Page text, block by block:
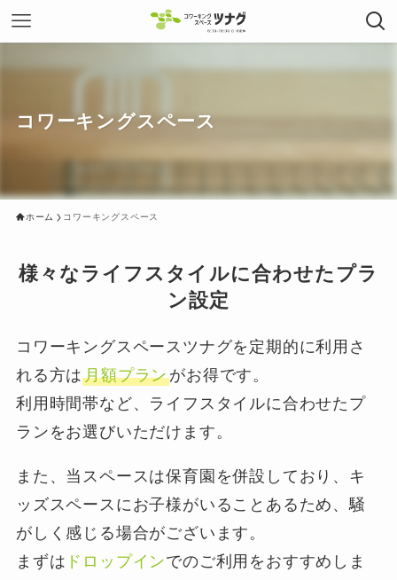
コワーキングスペース
ホーム コワーキングスペース
様々なライフスタイルに合わせたプラ
ン設定
コワーキングスペースツナグを定期的に利用さ
れる方は月額プランがお得です。
利用時間帯など、ライフスタイルに合わせたプ
ランをお選びいただけます。
また、当スペースは保育園を併設しており、キ
ッズスペースにお子様がいることあるため、騒
がしく感じる場合がございます。
まずは ドロップインでのご利用をおすすめしま